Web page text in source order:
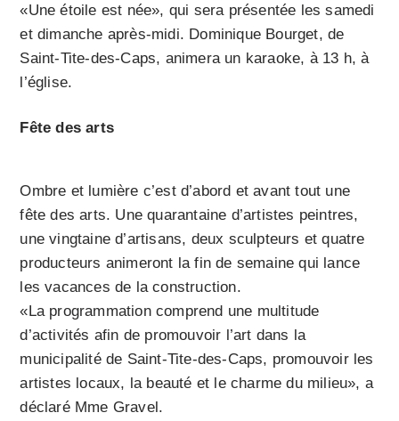
«Une étoile est née», qui sera présentée les samedi
et dimanche après-midi. Dominique Bourget, de
Saint-Tite-des-Caps, animera un karaoke, à 13 h, à
l’église.
Fête des arts
Ombre et lumière c’est d’abord et avant tout une
fête des arts. Une quarantaine d’artistes peintres,
une vingtaine d’artisans, deux sculpteurs et quatre
producteurs animeront la fin de semaine qui lance
les vacances de la construction.
«La programmation comprend une multitude
d’activités afin de promouvoir l’art dans la
municipalité de Saint-Tite-des-Caps, promouvoir les
artistes locaux, la beauté et le charme du milieu», a
déclaré Mme Gravel.